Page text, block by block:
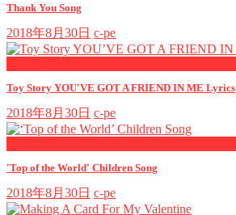
Thank You Song
2018年8月30日 c-pe
Toy Story YOU'VE GOT A FRIEND IN ME Lyrics
2018年8月30日 c-pe
'Top of the World' Children Song
2018年8月30日 c-pe